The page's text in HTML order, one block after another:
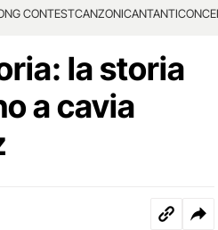
CONTESTCANZONICANTANTI
la storia
a cavia